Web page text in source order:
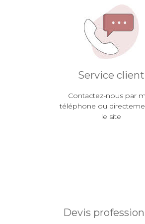
Service client
Contactez-nous par
téléphone ou
le site
Devis